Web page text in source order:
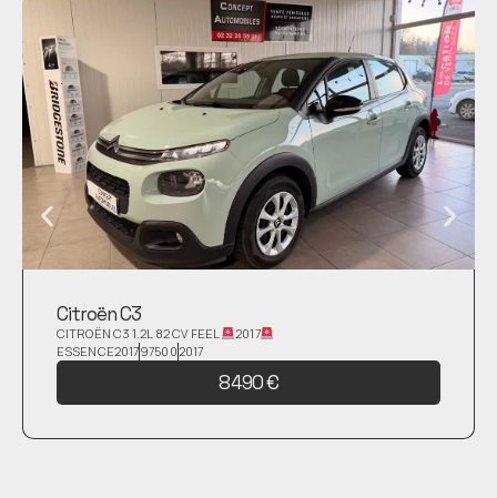
Citroën C3
CITROËN C3 1.2L 82 CV FEEL
2017
ESSENCE2017975002017
8 490 €